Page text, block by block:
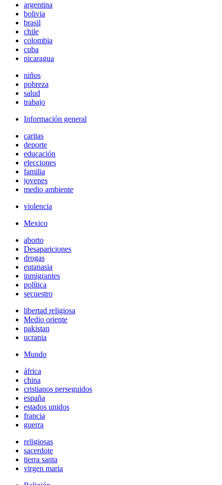
argentina
bolivia
brasil
chile
colombia
cuba
nicaragua
niños
pobreza
salud
trabajo
Información general
caritas
deporte
educación
elecciones
familia
jovenes
medio ambiente
violencia
Mexico
aborto
Desapariciones
drogas
eutanasia
inmigrantes
política
secuestro
libertad religiosa
Medio oriente
pakistan
ucrania
Mundo
áfrica
china
cristianos perseguidos
españa
estados unidos
francia
guerra
religiosas
sacerdote
tierra santa
virgen maria